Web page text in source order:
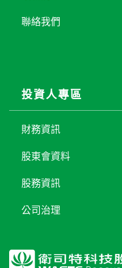
聯絡我們
投資人專區
財務資訊
股東會資料
股務資訊
公司治理